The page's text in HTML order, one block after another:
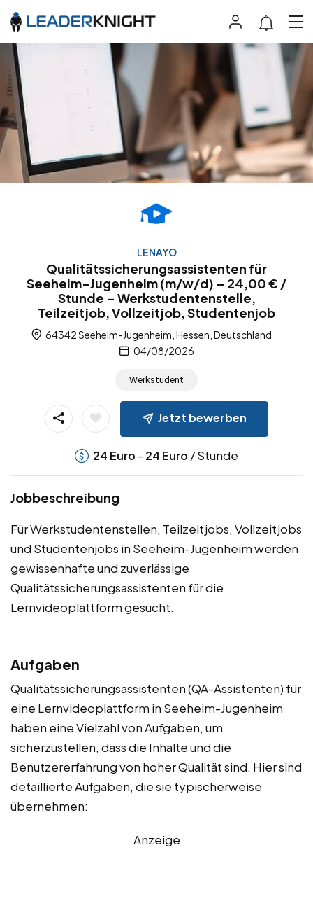
LENAYO
Qualitätssicherungsassistenten für
Seeheim-Jugenheim (m/w/d) – 24,00 € /
Stunde – Werkstudentenstelle,
Teilzeitjob, Vollzeitjob, Studentenjob
64342 Seeheim-Jugenheim, Hessen, Deutschland
04/08/2026
Werkstudent
Jetzt bewerben
24 Euro - 24 Euro / Stunde
Jobbeschreibung
Für Werkstudentenstellen, Teilzeitjobs, Vollzeitjobs
und Studentenjobs in Seeheim-Jugenheim werden
gewissenhafte und zuverlässige
Qualitätssicherungsassistenten für die
Lernvideoplattform gesucht.
Aufgaben
Qualitätssicherungsassistenten (QA-Assistenten) für
eine Lernvideoplattform in Seeheim-Jugenheim
haben eine Vielzahl von Aufgaben, um
sicherzustellen, dass die Inhalte und die
Benutzererfahrung von hoher Qualität sind. Hier sind
detaillierte Aufgaben, die sie typischerweise
übernehmen:
Anzeige